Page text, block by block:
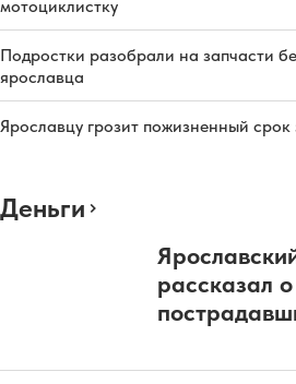
мотоциклистку
Подростки разобрали на запчасти
ярославца
Ярославцу грозит пожизненный срок
Деньги
рассказал